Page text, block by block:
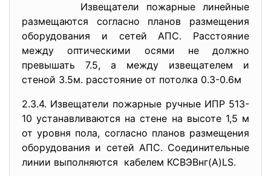
Извещатели пожарные линейные
размещаются согласно планов размещения
оборудования и сетей АПС. Расстояние
между оптическими осями не должно
превышать 7.5, а между извещателем и
стеной 3.5м. расстояние от потолка 0.3-0.6м
2.3.4. Извещатели пожарные ручные ИПР 513-
10 устанавливаются на стене на высоте 1,5 м
от уровня пола, согласно планов размещения
оборудования и сетей АПС. Соединительные
линии выполняются кабелем КСВЭВнг(А)LS.